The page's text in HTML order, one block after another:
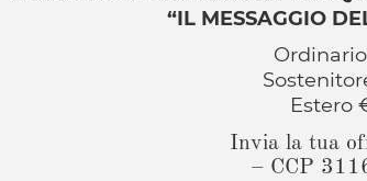
“IL MESSAGGIO
Estero
Invia la tua
– CCP